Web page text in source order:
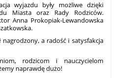
wyjazdu były możliwe dzięki
Miasta oraz Rady Rodziców.
Anna Prokopiak-Lewandowska
nagrodzony, a radość i satysfakcja
rodzicom i nauczycielom
naprawdę dużo!